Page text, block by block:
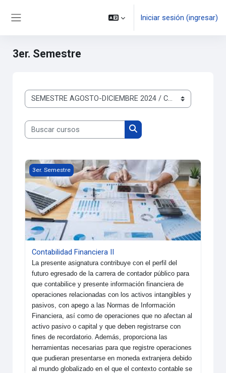
Iniciar sesión (ingresar)
3er. Semestre
Categorías
Buscar cursos
Buscar cursos
Contabilidad Financiera II
3er. Semestre
Contabilidad Financiera II
La presente asignatura contribuye con el perfil del
futuro egresado de la carrera de contador público para
que contabilice y presente información financiera de
operaciones relacionadas con los activos intangibles y
pasivos, con apego a las Normas de Información
Financiera, así como de operaciones que no afectan al
activo pasivo o capital y que deben registrarse con
fines de recordatorio. Además, proporciona las
herramientas necesarias para que registre operaciones
que pudieran presentarse en moneda extranjera debido
al mundo globalizado en el que el contexto contable se